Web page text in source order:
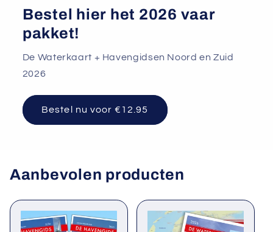
Bestel hier het 2026 vaar
pakket!
De Waterkaart + Havengidsen Noord en Zuid
2026
Bestel nu voor €12.95
Aanbevolen producten